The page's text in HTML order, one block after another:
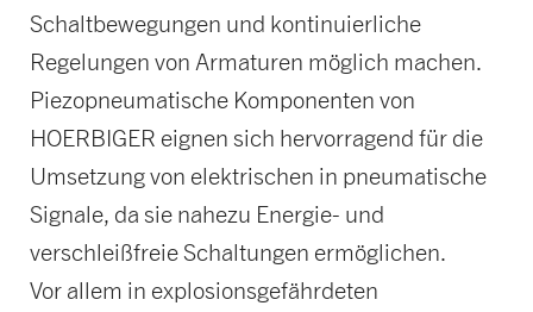
Schaltbewegungen und kontinuierliche
Regelungen von Armaturen möglich machen.
Piezopneumatische Komponenten von
HOERBIGER eignen sich hervorragend für die
Umsetzung von elektrischen in pneumatische
Signale, da sie nahezu Energie- und
verschleißfreie Schaltungen ermöglichen.
Vor allem in explosionsgefährdeten